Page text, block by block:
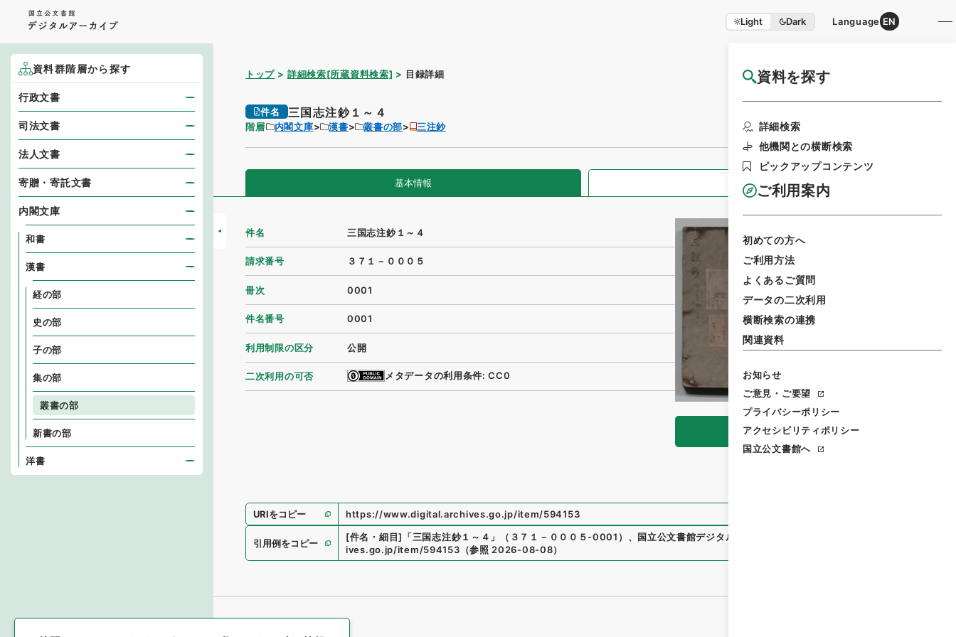
Light Dark Language EN
資料を探す
詳細検索
他機関との横断検索
ピックアップコンテンツ
ご利用案内
初めての方へ
ご利用方法
よくあるご質問
データの二次利用
横断検索の連携
関連資料
お知らせ
ご意見・ご要望
プライバシーポリシー
アクセシビリティポリシー
国立公文書館へ
トップ 詳細検索[所蔵資料検索] 目録詳細 国立公文書館HP利用案内
件名 三国志注鈔１～４
階層 内閣文庫 漢書 叢書の部 三注鈔
基本情報 全ての情報
閲覧
件名 三国志注鈔１～４
請求番号 ３７１－０００５
冊次 0001
件名番号 0001
利用制限の区分 公開
二次利用の可否 メタデータの利用条件: CC0
URIをコピー https://www.digital.archives.go.jp/item/594153
引用例をコピー
[件名・細目] 「三国志注鈔１～４ 」 （ ３７１－０００５-0001 ） 、 国立公文書館デジタルアーカイブ
ives.go.jp/item/594153 （参照 2026-08-08）
資料群階層から探す
行政文書
司法文書
法人文書
寄贈・寄託文書
内閣文庫
和書
漢書
経の部
史の部
子の部
集の部
叢書の部
新書の部
洋書